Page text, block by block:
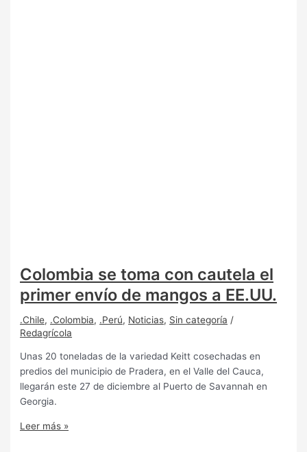
Colombia se toma con cautela el
primer envío de mangos a EE.UU.
.Chile, .Colombia, .Perú, Noticias, Sin categoría /
Redagrícola
Unas 20 toneladas de la variedad Keitt cosechadas en
predios del municipio de Pradera, en el Valle del Cauca,
llegarán este 27 de diciembre al Puerto de Savannah en
Georgia.
Leer más »